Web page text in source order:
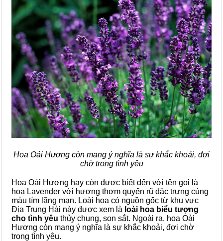
Hoa Oải Hương còn mang ý nghĩa là sự khắc khoải, đợi
chờ trong tình yêu
Hoa Oải Hương hay còn được biết đến với tên gọi là
hoa Lavender với hương thơm quyến rũ đặc trưng cùng
màu tím lãng mạn. Loài hoa có nguồn gốc từ khu vực
Địa Trung Hải này được xem là loài hoa biểu tượng
cho tình yêu thủy chung, son sắt. Ngoài ra, hoa Oải
Hương còn mang ý nghĩa là sự khắc khoải, đợi chờ
trong tình yêu.